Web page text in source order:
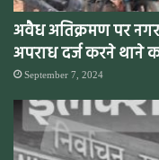
अवैध अतिक्रमण पर
अपराध दर्ज करने थाने
September 7, 2024